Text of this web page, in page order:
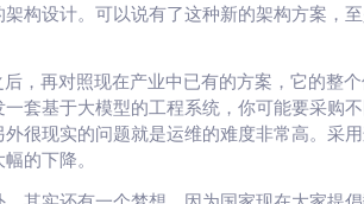
构设计。可以说有了这种新的架构方案，
，再对照现在产业中已有的方案，它的整
套基于大模型的工程系统，你可能要采购
很现实的问题就是运维的难度非常高。采
的下降。